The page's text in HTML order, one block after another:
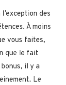
des
À moins
vous faites,
que le fait
il y a
Le